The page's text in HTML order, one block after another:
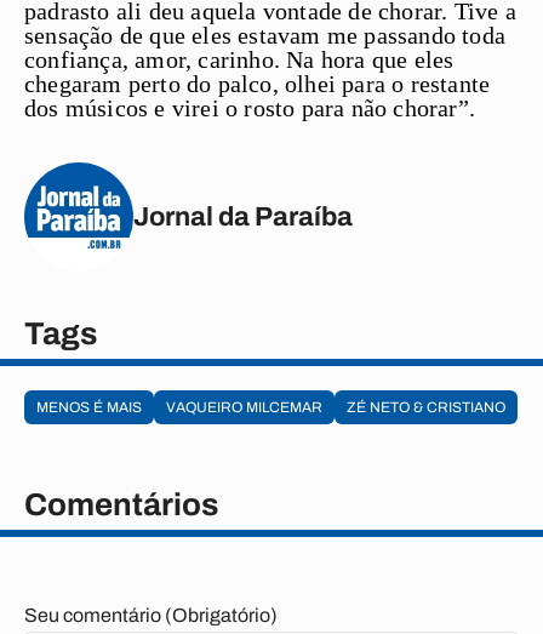
padrasto ali deu aquela vontade de chorar. Tive a
sensação de que eles estavam me passando toda
confiança, amor, carinho. Na hora que eles
chegaram perto do palco, olhei para o restante
dos músicos e virei o rosto para não chorar”.
Jornal da Paraíba
Tags
MENOS É MAIS VAQUEIRO MILCEMAR ZÉ NETO & CRISTIANO
Comentários
Seu comentário (Obrigatório)